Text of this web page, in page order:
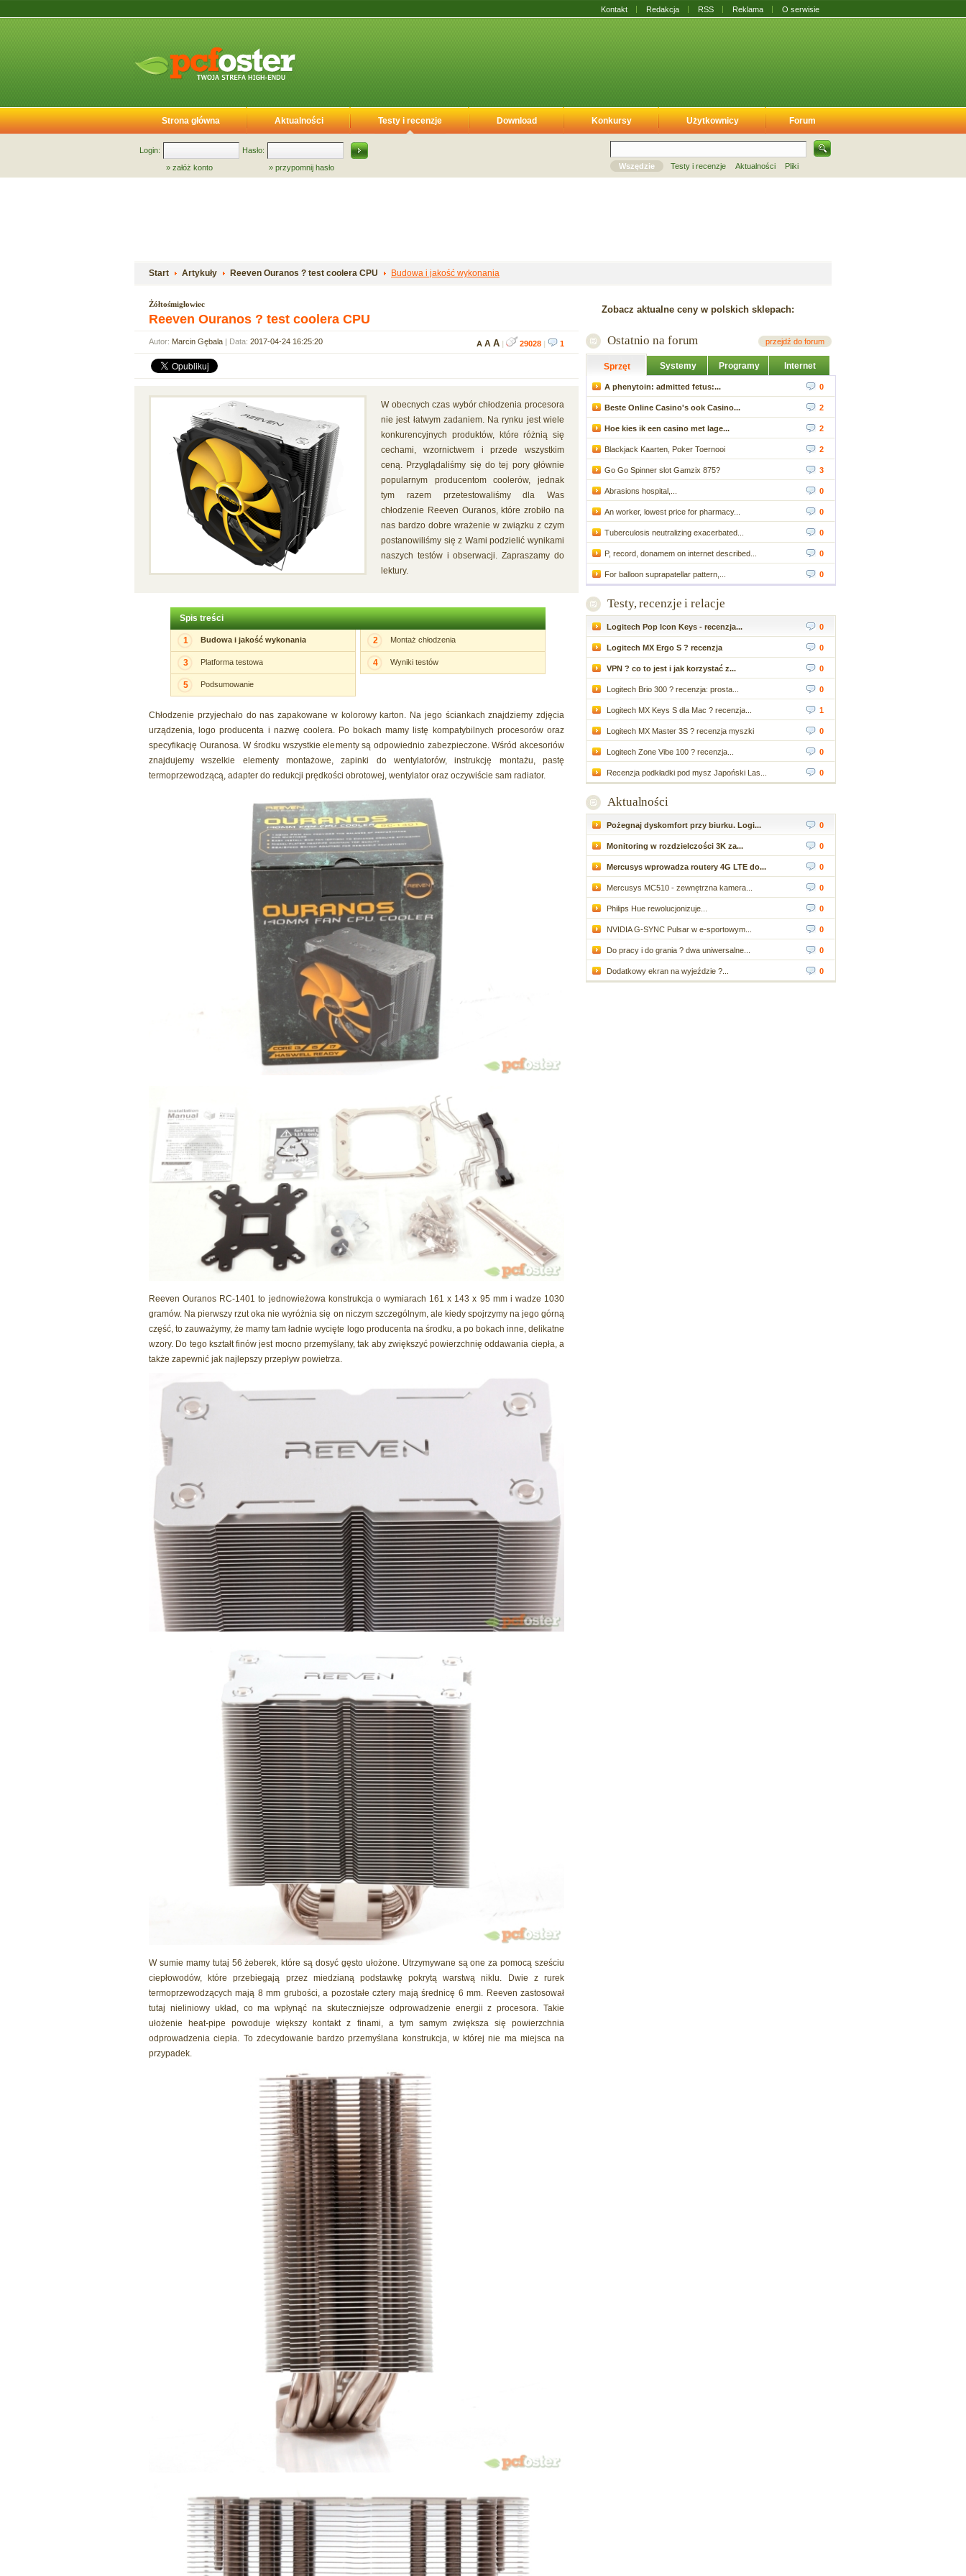
Kontakt Redakcja RSS Reklama O serwisie
Strona główna Aktualności Testy i recenzje Download Konkursy Użytkownicy Forum
Login:
Hasło:
» załóż konto » przypomnij hasło Wszędzie Testy i recenzje Aktualności Pliki
Start Artykuły Reeven Ouranos ? test coolera CPU Budowa i jakość wykonania
Żółtośmigłowiec
Reeven Ouranos ? test coolera CPU
Autor: Marcin Gębala | Data: 2017-04-24 16:25:20 A A A | 29028 | 1
W obecnych czas wybór chłodzenia procesora
nie jest łatwym zadaniem. Na rynku jest wiele
konkurencyjnych produktów, które różnią się
cechami, wzornictwem i przede wszystkim
ceną. Przyglądaliśmy się do tej pory głównie
popularnym producentom coolerów, jednak
tym razem przetestowaliśmy dla Was
chłodzenie Reeven Ouranos, które zrobiło na
nas bardzo dobre wrażenie w związku z czym
postanowiliśmy się z Wami podzielić wynikami
naszych testów i obserwacji. Zapraszamy do
lektury.
Spis treści
1 Budowa i jakość wykonania
3 Platforma testowa
5 Podsumowanie
2 Montaż chłodzenia
4 Wyniki testów
Chłodzenie przyjechało do nas zapakowane w kolorowy karton. Na jego ściankach znajdziemy zdjęcia
urządzenia, logo producenta i nazwę coolera. Po bokach mamy listę kompatybilnych procesorów oraz
specyfikację Ouranosa. W środku wszystkie elementy są odpowiednio zabezpieczone. Wśród akcesoriów
znajdujemy wszelkie elementy montażowe, zapinki do wentylatorów, instrukcję montażu, pastę
termoprzewodzącą, adapter do redukcji prędkości obrotowej, wentylator oraz oczywiście sam radiator.
Reeven Ouranos RC-1401 to jednowieżowa konstrukcja o wymiarach 161 x 143 x 95 mm i wadze 1030
gramów. Na pierwszy rzut oka nie wyróżnia się on niczym szczególnym, ale kiedy spojrzymy na jego górną
część, to zauważymy, że mamy tam ładnie wycięte logo producenta na środku, a po bokach inne, delikatne
wzory. Do tego kształt finów jest mocno przemyślany, tak aby zwiększyć powierzchnię oddawania ciepła, a
także zapewnić jak najlepszy przepływ powietrza.
W sumie mamy tutaj 56 żeberek, które są dosyć gęsto ułożone. Utrzymywane są one za pomocą sześciu
ciepłowodów, które przebiegają przez miedzianą podstawkę pokrytą warstwą niklu. Dwie z rurek
termoprzewodzących mają 8 mm grubości, a pozostałe cztery mają średnicę 6 mm. Reeven zastosował
tutaj nieliniowy układ, co ma wpłynąć na skuteczniejsze odprowadzenie energii z procesora. Takie
ułożenie heat-pipe powoduje większy kontakt z finami, a tym samym zwiększa się powierzchnia
odprowadzenia ciepła. To zdecydowanie bardzo przemyślana konstrukcja, w której nie ma miejsca na
przypadek.
Zobacz aktualne ceny w polskich sklepach:
Ostatnio na forum przejdź do forum
Sprzęt Systemy Programy Internet
A phenytoin: admitted fetus:... 0
Beste Online Casino's ook Casino... 2
Hoe kies ik een casino met lage... 2
Blackjack Kaarten, Poker Toernooi 2
Go Go Spinner slot Gamzix 875? 3
Abrasions hospital,... 0
An worker, lowest price for pharmacy... 0
Tuberculosis neutralizing exacerbated... 0
P, record, donamem on internet described... 0
For balloon suprapatellar pattern,... 0
Testy, recenzje i relacje
Logitech Pop Icon Keys - recenzja... 0
Logitech MX Ergo S ? recenzja 0
VPN ? co to jest i jak korzystać z... 0
Logitech Brio 300 ? recenzja: prosta... 0
Logitech MX Keys S dla Mac ? recenzja... 1
Logitech MX Master 3S ? recenzja myszki 0
Logitech Zone Vibe 100 ? recenzja... 0
Recenzja podkładki pod mysz Japoński Las... 0
Aktualności
Pożegnaj dyskomfort przy biurku. Logi... 0
Monitoring w rozdzielczości 3K za... 0
Mercusys wprowadza routery 4G LTE do... 0
Mercusys MC510 - zewnętrzna kamera... 0
Philips Hue rewolucjonizuje... 0
NVIDIA G-SYNC Pulsar w e-sportowym... 0
Do pracy i do grania ? dwa uniwersalne... 0
Dodatkowy ekran na wyjeździe ?... 0